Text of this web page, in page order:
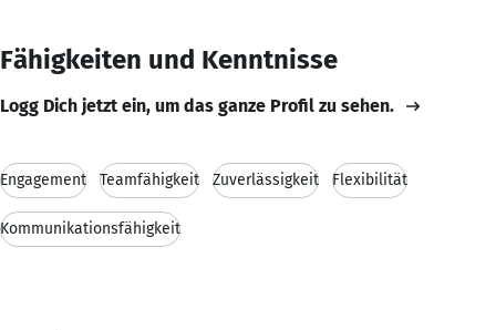
Fähigkeiten und Kenntnisse
Logg Dich jetzt ein, um das ganze Profil zu sehen.
Engagement Teamfähigkeit Zuverlässigkeit Flexibilität
Kommunikationsfähigkeit